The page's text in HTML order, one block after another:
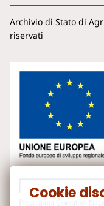
Cookie
Archivio di Stato di
riservati